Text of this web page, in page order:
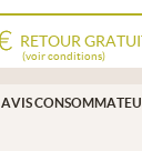
RETOUR
(voir conditions)
AVIS